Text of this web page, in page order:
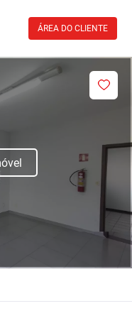
ÁREA DO CLIENTE